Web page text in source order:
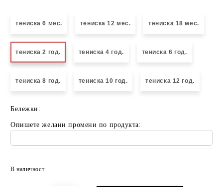
тениска 6 мес. тениска 12 мес. тениска 18 мес.
тениска 2 год. тениска 4 год. тениска 6 год.
тениска 8 год. тениска 10 год. тениска 12 год.
Бележки:
Опишете желани промени по продукта:
В наличност